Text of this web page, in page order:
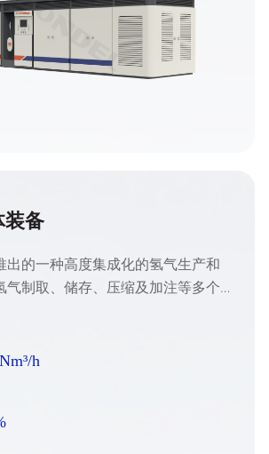
备
出的一种高度集成化的氢气生产和
气制取、储存、压缩及加注等多个
、天然气重整、甲醇制氢或氨分解
，再经过净化、压缩后存储于站内
气。这种一体化设计有效简化了氢
到使用的流程，减少了中间的复杂
Nm³/h